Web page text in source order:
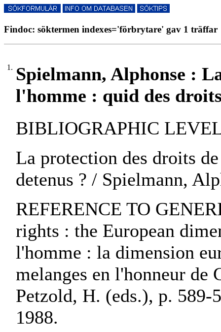
Findoc: söktermen indexes='förbrytare' gav 1 träffar
1. Spielmann, Alphonse :
l'homme : quid des
BIBLIOGRAPHIC
La protection des droits
detenus ? / Spielmann,
REFERENCE TO
rights : the European
l'homme : la dimension
melanges en l'honneur de
Petzold, H. (eds.), p.
1988.